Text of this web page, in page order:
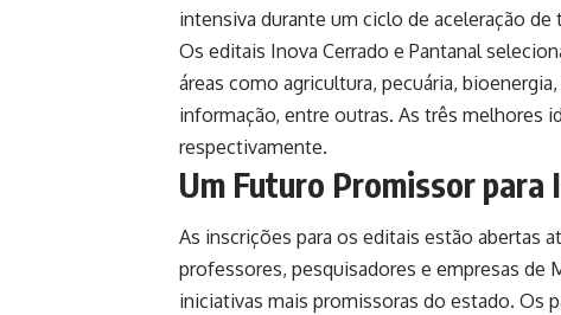
intensiva durante um ciclo de aceleração de
Os editais Inova Cerrado e Pantanal
áreas como agricultura, pecuária,
informação, entre outras. As três melhores
respectivamente.
Um Futuro Promissor para
As inscrições para os editais estão abertas
professores, pesquisadores e empresas de
iniciativas mais promissoras do estado. Os